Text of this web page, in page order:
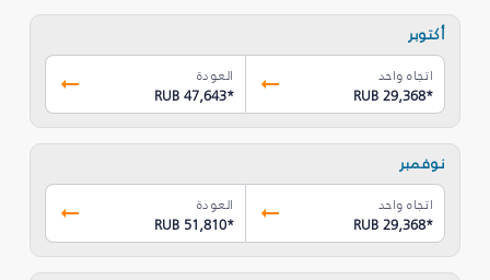
أكتوبر
اتجاه واحد
RUB 29,368*
العودة
RUB 47,643*
نوفمبر
اتجاه واحد
RUB 29,368*
العودة
RUB 51,810*